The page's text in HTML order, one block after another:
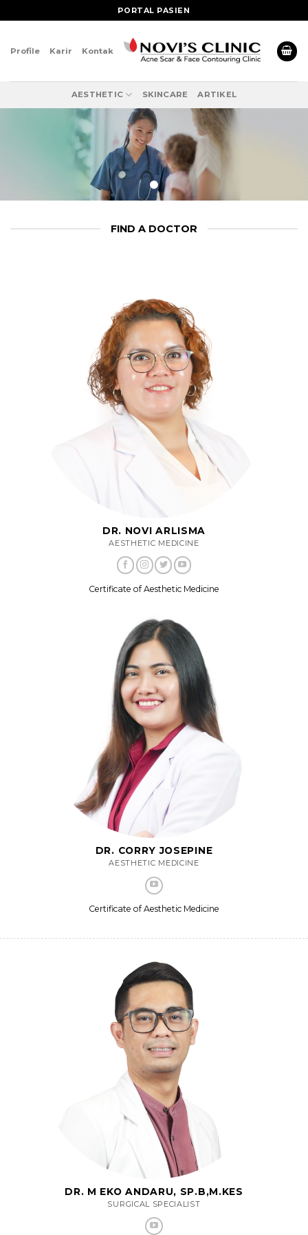
to
PORTAL PASIEN
Profile Karir Kontak
AESTHETIC SKINCARE ARTIKEL
FIND A DOCTOR
DR. NOVI ARLISMA
AESTHETIC MEDICINE
Certificate of Aesthetic Medicine
DR. CORRY JOSEPINE
AESTHETIC MEDICINE
Certificate of Aesthetic Medicine
DR. M EKO ANDARU, SP.B,M.KES
SURGICAL SPECIALIST